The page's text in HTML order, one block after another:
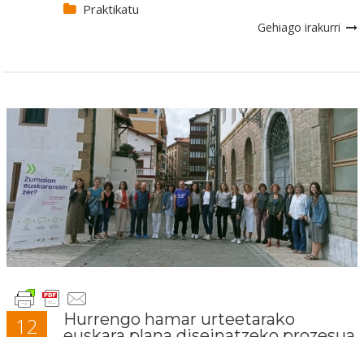
Praktikatu
Gehiago irakurri
12
Hurrengo hamar urteetarako